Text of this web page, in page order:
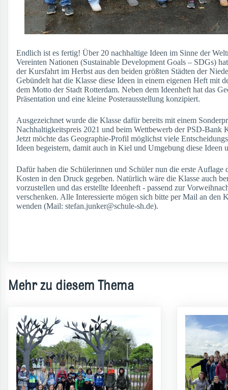
Endlich ist es fertig! Über 20 nachhaltige Ideen im Sinne der
Vereinten Nationen (Sustainable Development Goals – SDGs)
der Kursfahrt im Herbst aus den beiden größten Städten der
Gebündelt hat die Klasse diese Ideen in einem eigenen Heft mit
dem Motto der Stadt Rotterdam. Neben dem Ideenheft hat das
Präsentation und eine kleine Posterausstellung konzipiert.
Ausgezeichnet wurde die Klasse dafür bereits mit einem
Nachhaltigkeitspreis 2021 und beim Wettbewerb der PSD-Bank
Jetzt möchte das Geographie-Profil möglichst viele
Ideen begeistern, damit auch in Kiel und Umgebung diese Ideen
Dafür haben die Schülerinnen und Schüler nun die erste Auflage
Kosten in den Druck gegeben. Natürlich wäre die Klasse auch
vorzustellen und das erstellte Ideenheft - passend zur
verschenken. Alle Interessierte mögen sich bitte per Mail an den
wenden (Mail: stefan.junker@schule-sh.de).
Mehr zu diesem Thema